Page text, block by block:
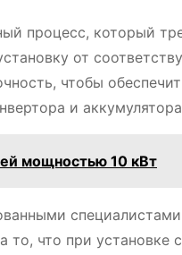
процесс, который
от
чтобы
и
мощностью 10 кВт
что при установке